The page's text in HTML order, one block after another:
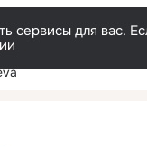
сервисы для вас.